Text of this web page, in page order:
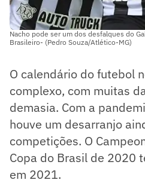
Nacho pode ser um dos desfalques do
Brasileiro- (Pedro Souza/Atlético-MG)
O calendário do futebol
complexo, com muitas
demasia. Com a
houve um desarranjo
competições. O
Copa do Brasil de 2020
em 2021.